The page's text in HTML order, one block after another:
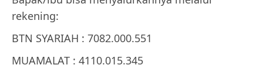
rekening:
BTN SYARIAH : 7082.000.551
MUAMALAT : 4110.015.345